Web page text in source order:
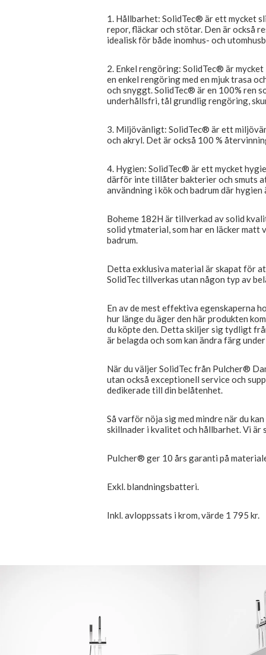
1. Hållbarhet: SolidTec® är ett mycket
repor, fläckar och stötar. Den är också
idealisk för både inomhus- och
2. Enkel rengöring: SolidTec® är
en enkel rengöring med en mjuk trasa
och snyggt. SolidTec® är en 100% ren
underhållsfri, tål grundlig rengöring,
3. Miljövänligt: ​​SolidTec® är ett
och akryl. Det är också 100 %
4. Hygien: SolidTec® är ett mycket
därför inte tillåter bakterier och smuts
användning i kök och badrum där
Boheme 182H är tillverkad av solid
solid ytmaterial, som har en läcker matt
badrum.
Detta exklusiva material är skapat för
SolidTec tillverkas utan någon typ av
En av de mest effektiva egenskaperna
hur länge du äger den här produkten
du köpte den. Detta skiljer sig tydligt
är belagda och som kan ändra färg
När du väljer SolidTec från Pulcher®
utan också exceptionell service och
dedikerade till din belåtenhet.
Så varför nöja sig med mindre när du
skillnader i kvalitet och hållbarhet. Vi är
Pulcher® ger 10 års garanti på
Exkl. blandningsbatteri.
Inkl. avloppssats i krom, värde 1 795 kr.